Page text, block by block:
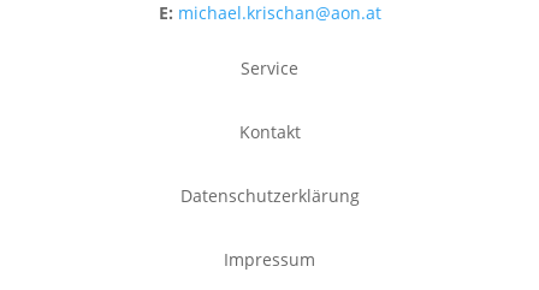
E: michael.krischan@aon.at
Service
Kontakt
Datenschutzerklärung
Impressum